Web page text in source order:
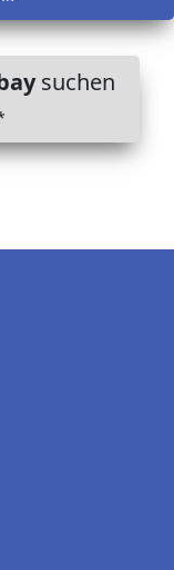
suchen